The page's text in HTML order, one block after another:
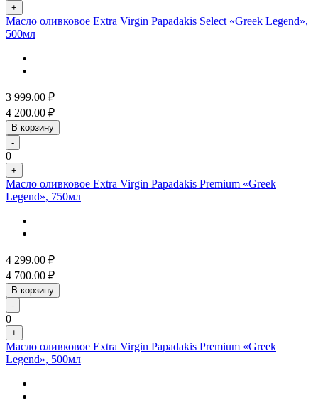
+
Масло оливковое Extra Virgin Papadakis Select «Greek Legend»,
500мл
3 999.00 ₽
4 200.00 ₽
В корзину
-
0
+
Масло оливковое Extra Virgin Papadakis Premium «Greek
Legend», 750мл
4 299.00 ₽
4 700.00 ₽
В корзину
-
0
+
Масло оливковое Extra Virgin Papadakis Premium «Greek
Legend», 500мл